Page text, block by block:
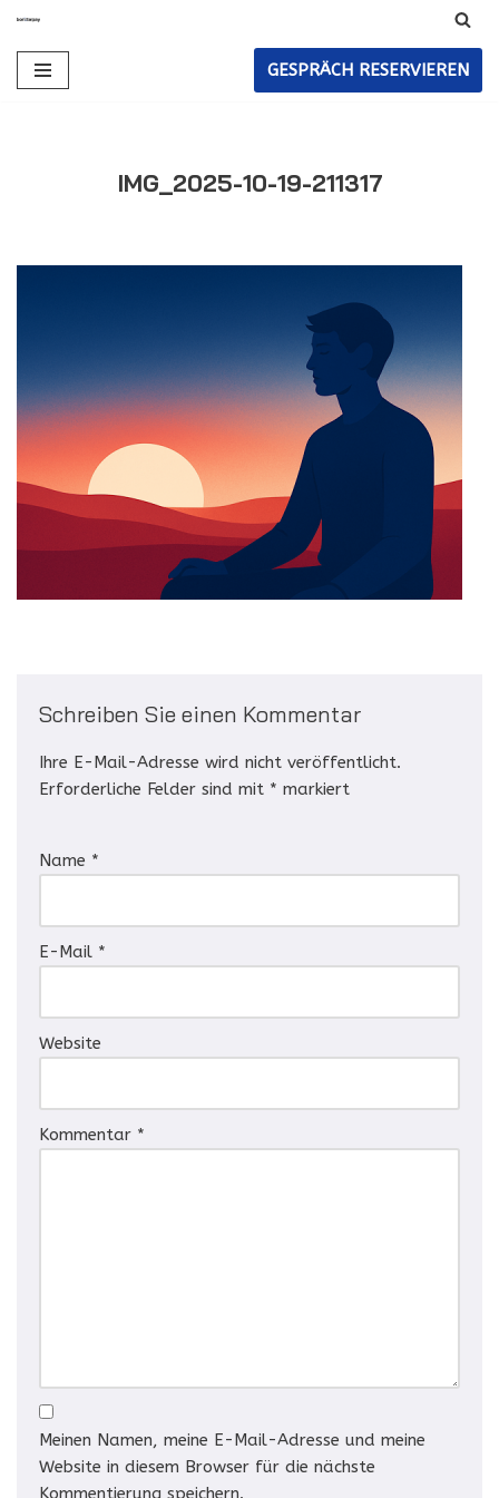
Zum
Inhalt
GESPRÄCH RESERVIEREN
IMG_2025-10-19-211317
Schreiben Sie einen Kommentar
Ihre E-Mail-Adresse wird nicht veröffentlicht.
Erforderliche Felder sind mit * markiert
Name *
E-Mail *
Website
Kommentar *
Meinen Namen, meine E-Mail-Adresse und meine
Website in diesem Browser für die nächste
Kommentierung speichern.